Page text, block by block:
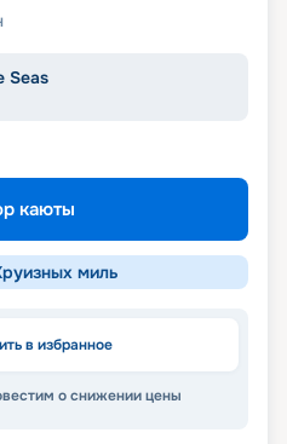
Seas
каюты
миль
в избранное
о снижении цены